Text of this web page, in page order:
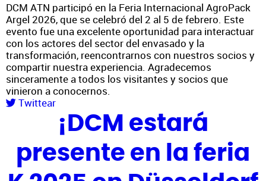
DCM ATN participó en la Feria Internacional AgroPack
Argel 2026, que se celebró del 2 al 5 de febrero. Este
evento fue una excelente oportunidad para interactuar
con los actores del sector del envasado y la
transformación, reencontrarnos con nuestros socios y
compartir nuestra experiencia. Agradecemos
sinceramente a todos los visitantes y socios que
vinieron a conocernos.
Twittear
¡DCM estará
presente en la feria